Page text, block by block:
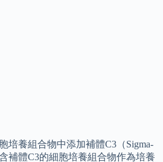
培養組合物中添加補體C3（Sigma-
補體C3的細胞培養組合物作為培養